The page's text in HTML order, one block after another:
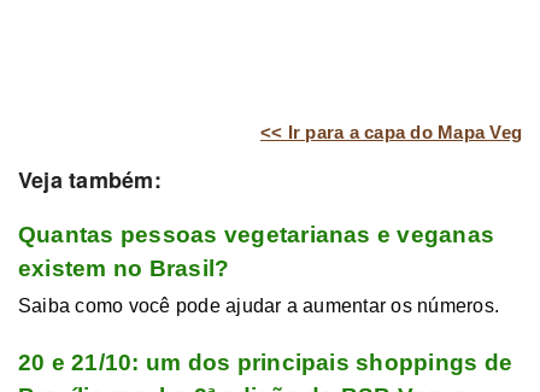
<< Ir para a capa do Mapa Veg
Veja também:
Quantas pessoas vegetarianas e veganas
existem no Brasil?
Saiba como você pode ajudar a aumentar os números.
20 e 21/10: um dos principais shoppings de